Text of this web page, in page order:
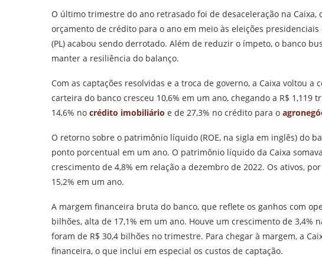
O último trimestre do ano retrasado foi de desaceleração na
orçamento de crédito para o ano em meio às eleições
(PL) acabou sendo derrotado. Além de reduzir o ímpeto, o banco
manter a resiliência do balanço.
Com as captações resolvidas e a troca de governo, a Caixa voltou
carteira do banco cresceu 10,6% em um ano, chegando a R$ 1,119
14,6% no crédito imobiliário e de 27,3% no crédito para o
O retorno sobre o patrimônio líquido (ROE, na sigla em inglês) do
ponto porcentual em um ano. O patrimônio líquido da Caixa
crescimento de 4,8% em relação a dezembro de 2022. Os ativos,
15,2% em um ano.
A margem financeira bruta do banco, que reflete os ganhos com
bilhões, alta de 17,1% em um ano. Houve um crescimento de 3,4%
foram de R$ 30,4 bilhões no trimestre. Para chegar à margem, a
financeira, o que inclui em especial os custos de captação.